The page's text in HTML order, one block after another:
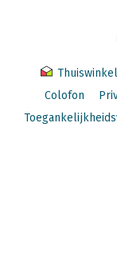
Colofon